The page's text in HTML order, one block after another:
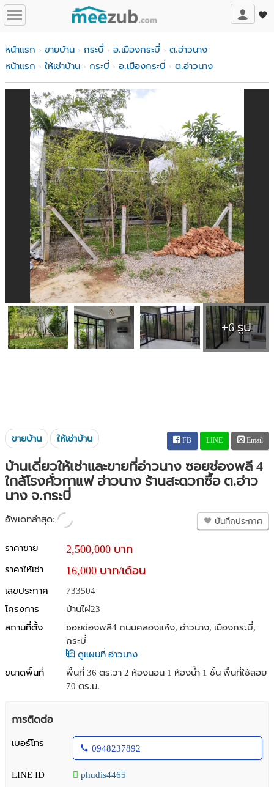
หน้าแรก ขายบ้าน กระบี่ อ.เมืองกระบี่
ต.อ่าวนาง
หน้าแรก
ให้เช่าบ้าน กระบี่ อ.เมืองกระบี่ ต.อ่าวนาง
+6 รูป
ขายบ้าน ให้เช่าบ้าน FB LINE Email
บ้านเดี่ยวให้เช่าและขายที่อ่าวนาง ซอยช่องพลี 4
ใกล้โรงคั่วกาแฟ อ่าวนาง ร้านสะดวกซื้อ ต.อ่าว
นาง จ.กระบี่
อัพเดทล่าสุด: บันทึกประกาศ
ราคาขาย 2,500,000 บาท
ราคาให้เช่า 16,000 บาท/เดือน
เลขประกาศ
733504
โครงการ
บ้านไผ่23
สถานที่ตั้ง
ซอยช่องพลี4 ถนนคลองแห้ง, อ่าวนาง, เมืองกระบี่,
กระบี่
ดูแผนที่ อ่าวนาง
ขนาดพื้นที่
พื้นที่ 36 ตร.วา 2 ห้องนอน 1 ห้องน้ำ 1 ชั้น พื้นที่ใช้สอย
70 ตร.ม.
การติดต่อ
เบอร์โทร
0948237892
LINE ID phudis4465